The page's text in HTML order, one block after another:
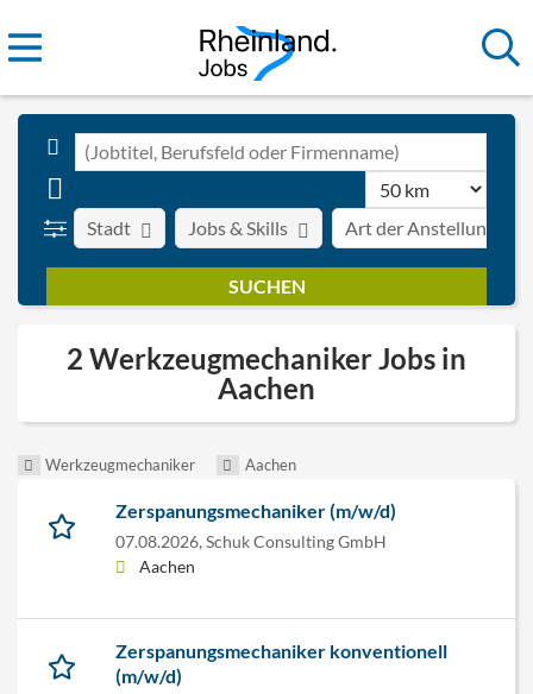
Stadt Art der Anstellung
Jobs & Skills
2 Werkzeugmechaniker Jobs in
Aachen
Werkzeugmechaniker Aachen
Zerspanungsmechaniker (m/w/d)
07.08.2026, Schuk Consulting GmbH
Aachen
Zerspanungsmechaniker konventionell
(m/w/d)